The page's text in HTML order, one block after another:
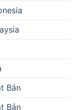
Bản
Bản